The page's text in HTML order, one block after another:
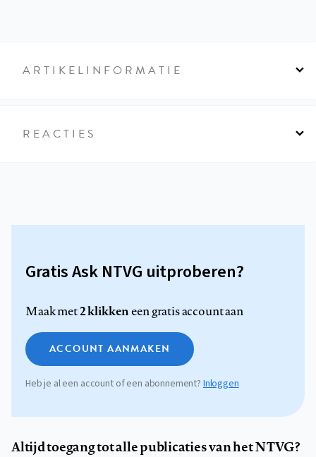
ARTIKELINFORMATIE
REACTIES
Gratis Ask NTVG uitproberen?
Maak met2 klikkeneen gratis account aan
ACCOUNT AANMAKEN
Heb je al een account of een abonnement?Inloggen
Altijd toegang tot alle publicaties van het NTVG?